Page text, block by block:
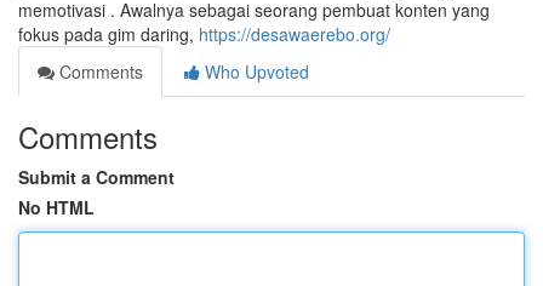
memotivasi . Awalnya sebagai seorang pembuat konten yang
fokus pada gim daring, https://desawaerebo.org/
Comments
Who Upvoted
Comments
Submit a Comment
No HTML